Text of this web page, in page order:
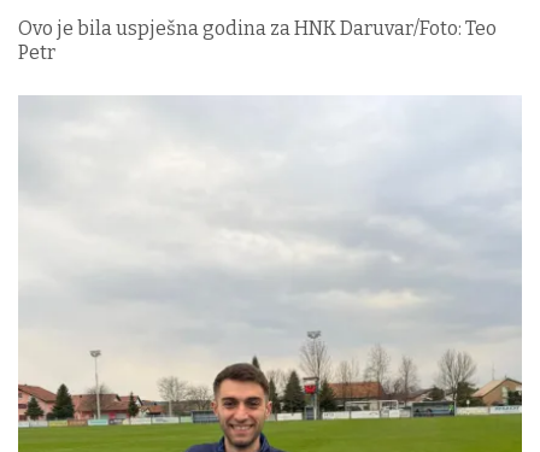
Ovo je bila uspješna godina za HNK Daruvar/Foto: Teo
Petr